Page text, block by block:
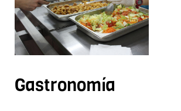
Gastronomía